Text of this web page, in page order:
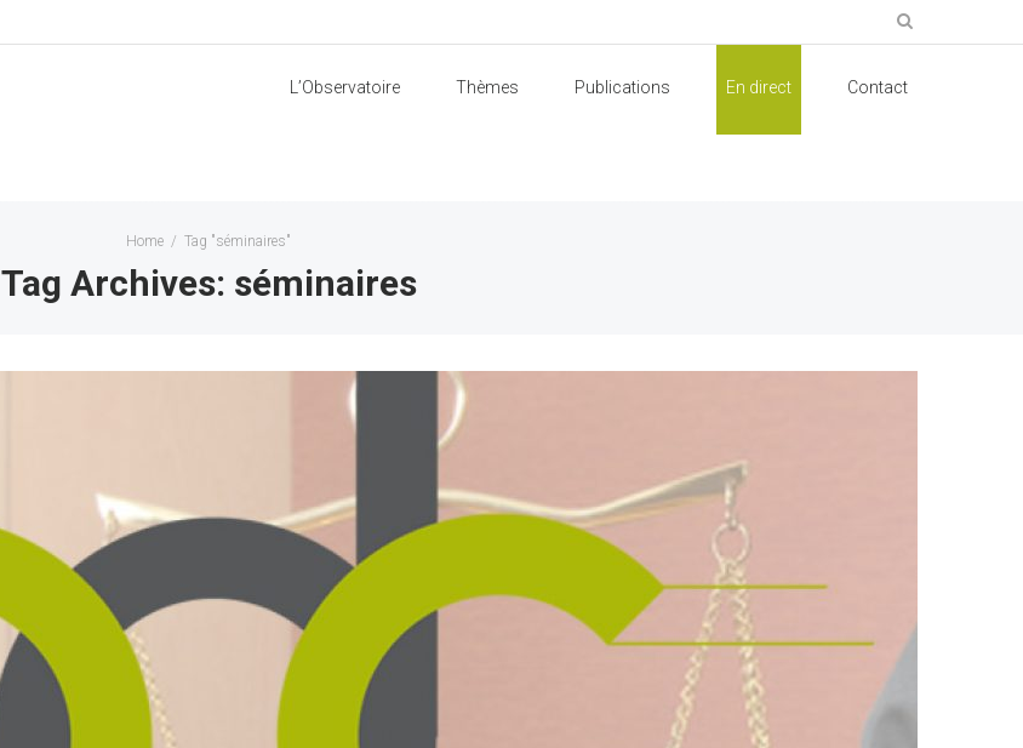
L’Observatoire Thèmes Publications En direct Contact
Home / Tag "séminaires"
Tag Archives: séminaires